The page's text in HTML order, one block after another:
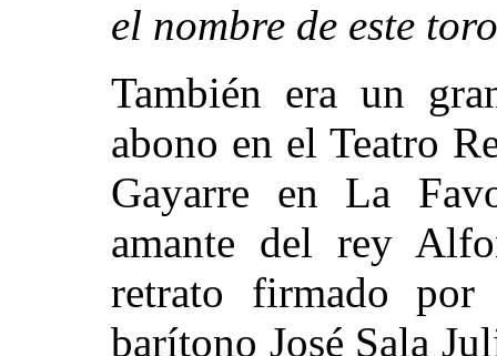
el nombre de este
También era un
abono en el Teatro
Gayarre en La
amante del rey
retrato firmado
barítono José Sala